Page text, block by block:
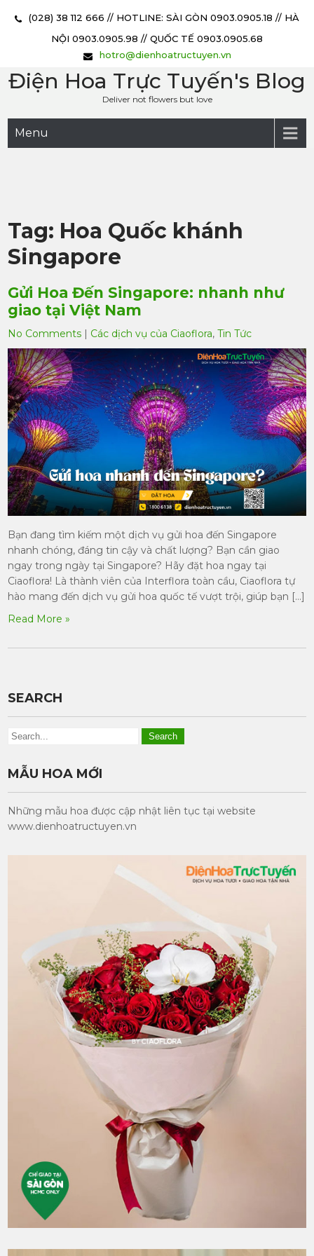
(028) 38 112 666 // HOTLINE: SÀI GÒN 0903.0905.18 // HÀ
NỘI 0903.0905.98 // QUỐC TẾ 0903.0905.68
hotro@dienhoatructuyen.vn
Điện Hoa Trực Tuyến's Blog
Deliver not flowers but love
Menu
Tag: Hoa Quốc khánh
Singapore
Gửi Hoa Đến Singapore: nhanh như
giao tại Việt Nam
No Comments | Các dịch vụ của Ciaoflora,Tin Tức
Bạn đang tìm kiếm một dịch vụ gửi hoa đến Singapore
nhanh chóng, đáng tin cậy và chất lượng? Bạn cần giao
ngay trong ngày tại Singapore? Hãy đặt hoa ngay tại
Ciaoflora! Là thành viên của Interflora toàn cầu, Ciaoflora tự
hào mang đến dịch vụ gửi hoa quốc tế vượt trội, giúp bạn […]
Read More »
SEARCH
MẪU HOA MỚI
Những mẫu hoa được cập nhật liên tục tại website
www.dienhoatructuyen.vn